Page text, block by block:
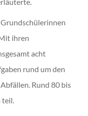
ihren
acht
rund um den
Rund 80 bis
teil.